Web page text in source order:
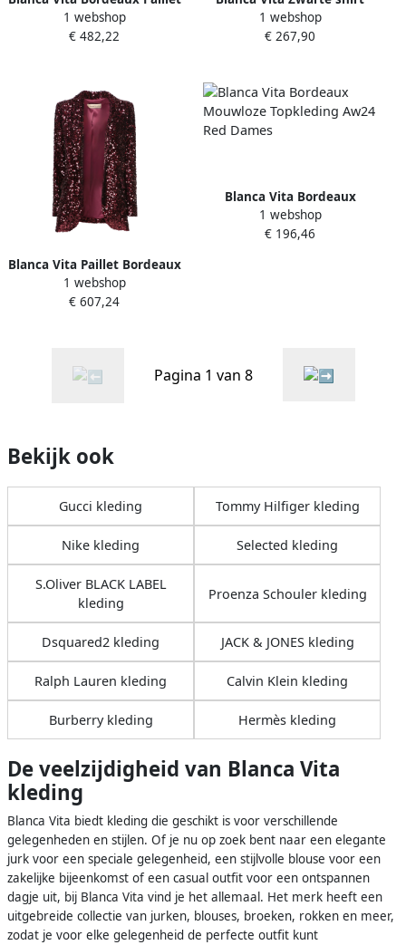
Avondjurk Multicolor
Dames
1 webshop
€ 482,22
voor vrouwen Black Dames
1 webshop
€ 267,90
Blanca Vita Paillet Bordeaux
Jas Aw24 Brown Dames
1 webshop
€ 607,24
Blanca Vita Bordeaux
Mouwloze Topkleding Aw24
Red Dames
1 webshop
€ 196,46
Pagina 1 van 8
Bekijk ook
Gucci kleding Tommy Hilfiger kleding
Nike kleding Selected kleding
S.Oliver BLACK LABEL
kleding
Proenza Schouler kleding
Dsquared2 kleding JACK & JONES kleding
Ralph Lauren kleding Calvin Klein kleding
Burberry kleding Hermès kleding
De veelzijdigheid van Blanca Vita
kleding
Blanca Vita biedt kleding die geschikt is voor verschillende
gelegenheden en stijlen. Of je nu op zoek bent naar een elegante
jurk voor een speciale gelegenheid, een stijlvolle blouse voor een
zakelijke bijeenkomst of een casual outfit voor een ontspannen
dagje uit, bij Blanca Vita vind je het allemaal. Het merk heeft een
uitgebreide collectie van jurken, blouses, broeken, rokken en meer,
zodat je voor elke gelegenheid de perfecte outfit kunt